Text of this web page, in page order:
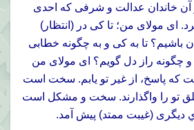
آن خاندان عدالت و شرفى كه احدى
اى مولاى من؛ تا كى در (انتظار)
باشيم؟ تا به كى و به چگونه خطابى
و چگونه راز دل گويم؟ اى مولاى من
پاسخ، از غير تو يابم. سخت است
تو را واگذارند. سخت و مشكل است
ديگرى (غيبت ممتد) پيش آمد.